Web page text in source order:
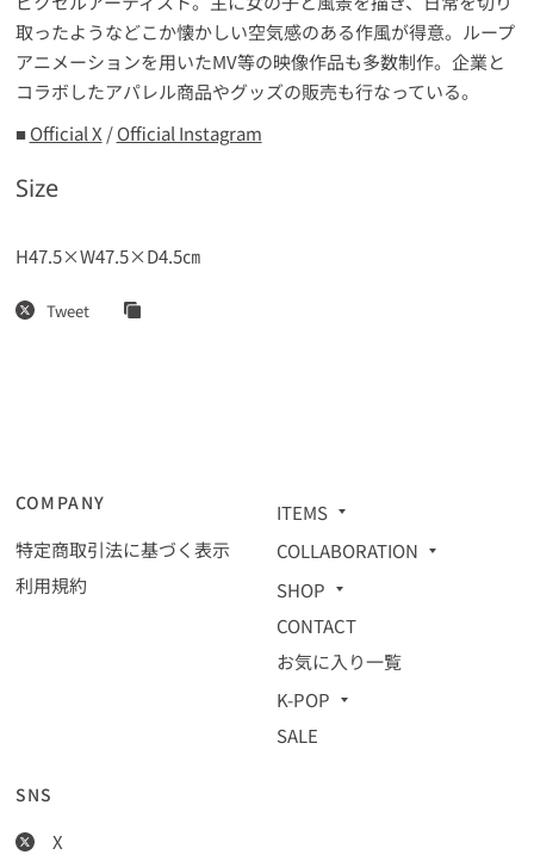
取ったようなどこか懐かしい空気感のある作風が得意。ループ
アニメーションを用いたMV等の映像作品も多数制作。企業と
コラボしたアパレル商品やグッズの販売も行なっている。
■Official X /Official Instagram
Size
H47.5×W47.5×D4.5㎝
Tweet
COMPANY
特定商取引法に基づく表示
利用規約
ITEMS
COLLABORATION
SHOP
CONTACT
お気に入り一覧
K-POP
SALE
SNS
X